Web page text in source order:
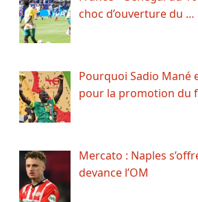
choc d’ouverture du …
Pourquoi Sadio Mané
pour la promotion du
Mercato : Naples
devance l’OM